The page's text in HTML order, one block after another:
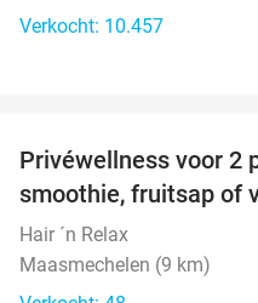
Verkocht: 10.457
Privéwellness voor 2
smoothie, fruitsap of
Hair ´n Relax
Maasmechelen (9 km)